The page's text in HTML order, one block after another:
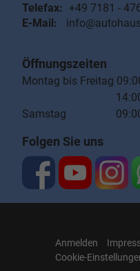
Telefax: +49 7181 -
E-Mail:
Öffnungszeiten
Montag bis Freitag
14:00 -
Samstag 09:00 -
Folgen Sie uns
Anmelden
Cookie-